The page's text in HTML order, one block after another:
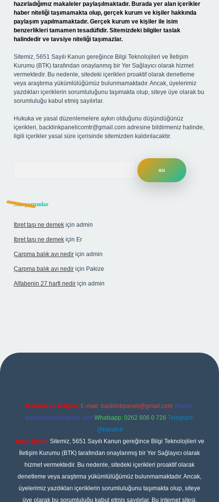
hazırladığımız makaleler paylaşılmaktadır. Burada yer alan içerikler
haber niteliği taşımamakta olup, gerçek kurum ve kişiler hakkında
paylaşım yapılmamaktadır. Gerçek kurum ve kişiler ile isim
benzerlikleri tamamen tesadüfidir. Sitemizdeki bilgiler taslak
halindedir ve tavsiye niteliği taşımazlar.
Sitemiz, 5651 Sayılı Kanun gereğince Bilgi Teknolojileri ve İletişim
Kurumu (BTK) tarafından onaylanmış bir Yer Sağlayıcı olarak hizmet
vermektedir. Bu nedenle, sitedeki içerikleri proaktif olarak denetleme
veya araştırma yükümlülüğümüz bulunmamaktadır. Ancak, üyelerimiz
yazdıkları içeriklerin sorumluluğunu taşımakta olup, siteye üye olarak bu
sorumluluğu kabul etmiş sayılırlar.
Hukuka ve yasal düzenlemelere aykırı olduğunu düşündüğünüz
içerikleri, backlinkpanelicomtr@gmail.com adresine bildirmeniz halinde,
ilgili içerikler yasal süre içerisinde sitemizden kaldırılacaktır.
Son yorumlar
Ibret taşı ne demek için admin
Ibret taşı ne demek için Er
Çarpma balık avı nedir için admin
Çarpma balık avı nedir için Pakize
Alfabenin 27 harfi nedir için admin
Reklam ve İletişim: E-mail: backlinkpaneli@gmail.com Teams:
forumhizmeti@gmail.com Whatsapp: 0262 606 0 726 Telegram:
@karabul
Yasal Uyarı: Sitemiz, 5651 Sayılı Kanun gereğince Bilgi Teknolojileri ve
İletişim Kurumu (BTK) tarafından onaylanmış bir Yer Sağlayıcı olarak
hizmet vermektedir. Bu nedenle, sitedeki içerikleri proaktif olarak
denetleme veya araştırma yükümlülüğümüz bulunmamaktadır. Ancak,
üyelerimiz yazdıkları içeriklerin sorumluluğunu taşımakta olup, siteye
üye olarak bu sorumluluğu kabul etmiş sayılırlar. Bu internet sitesi,